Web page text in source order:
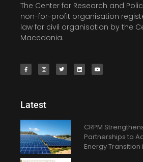
The Center for Research and
non-for-profit organisation
law for civil organisation by the
Macedonia.
Latest
CRPM
Partnerships to
Energy